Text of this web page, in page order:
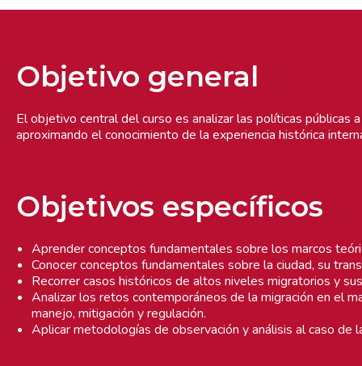
Objetivo general
El objetivo central del curso es analizar las políticas
aproximando el conocimiento de la experiencia histórica
Objetivos específicos
Aprender conceptos fundamentales sobre los marcos
Conocer conceptos fundamentales sobre la ciudad, su
Recorrer casos históricos de altos niveles migratorios y
Analizar los retos contemporáneos de la migración en el
manejo, mitigación y regulación.
Aplicar metodologías de observación y análisis al caso de